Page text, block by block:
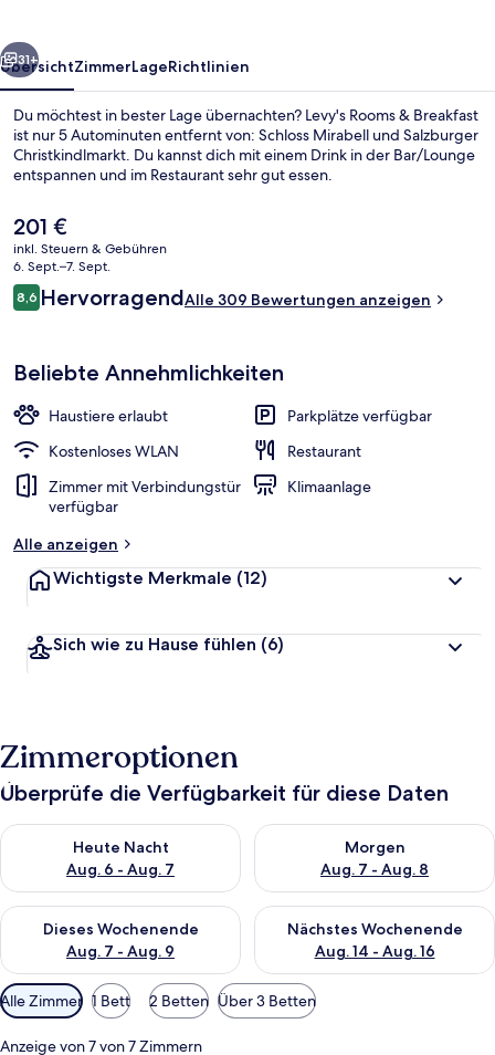
Außenbereich
Weiter
31+
ÜbersichtZimmerLageRichtlinien
Du möchtest in bester Lage übernachten? Levy's Rooms & Breakfast
ist nur 5 Autominuten entfernt von: Schloss Mirabell und Salzburger
Christkindlmarkt. Du kannst dich mit einem Drink in der Bar/Lounge
entspannen und im Restaurant sehr gut essen.
Der
aktuelle
Preis
beträgt
201 €.
201 €
inkl. Steuern & Gebühren
6. Sept.–7. Sept.
Bewertungen
8,68,6 von 10.
HervorragendAlle 309 Bewertungen anzeigen
Beliebte Annehmlichkeiten
Haustiere erlaubt
Parkplätze verfügbar
Kostenloses WLAN
Restaurant
Zimmer mit Verbindungstür
verfügbar
Klimaanlage
Alle anzeigen
Wichtigste Merkmale (12)
Sich wie zu Hause fühlen (6)
Zimmeroptionen
Überprüfe die Verfügbarkeit für diese Daten
Heute Nacht
Aug. 6 - Aug. 7
Überprüfe die Verfügbarkeit für heute Nacht, Aug. 6 - Aug. 7.
Morgen
Aug. 7 - Aug. 8
Überprüfe die Verfügbarkeit
Dieses Wochenende
Aug. 7 - Aug. 9
Überprüfe die Verfügbarkeit für dieses Wochenende, Aug. 7
Nächstes Wochenende
Aug. 14 - Aug. 16
Überprüfe die Verfügbarkeit
Verfügbare
Filter
für
Alle Zimmer 1 Bett 2 Betten Über 3 Betten
Anzeige von 7 von 7 Zimmern